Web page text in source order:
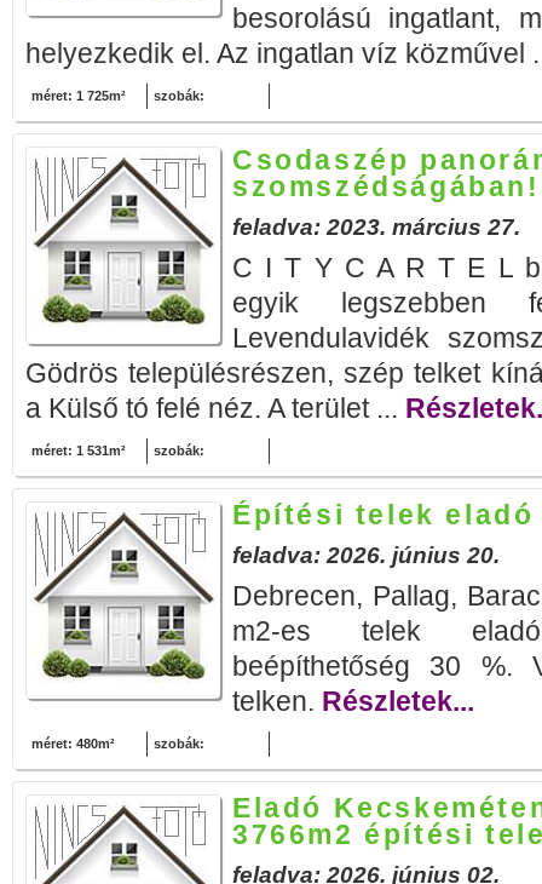
besorolású ingatlant,
helyezkedik el. Az ingatlan víz közművel
méret: 1 725m² szobák:
Csodaszép
szomszédságában!
feladva: 2023. március 27.
C I T Y C A R T E L
egyik legszebben
Levendulavidék
Gödrös településrészen, szép telket
a Külső tó felé néz. A terület ...
méret: 1 531m² szobák:
Építési telek eladó
feladva: 2026. június 20.
Debrecen, Pallag,
m2-es telek
beépíthetőség 30 %.
telken. Részletek...
méret: 480m² szobák:
Eladó
3766m2 építési
feladva: 2026. június 02.